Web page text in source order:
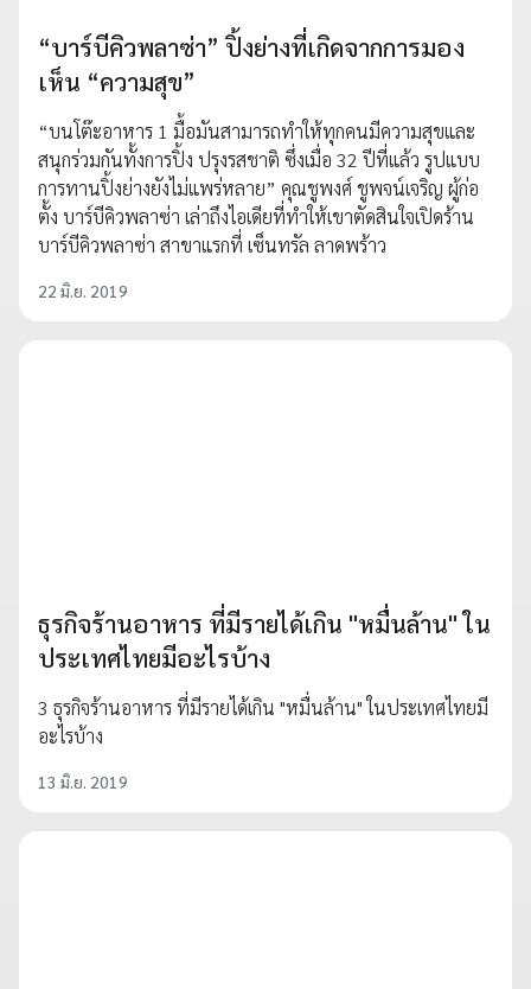
“บาร์บีคิวพลาซ่า” ปิ้งย่างที่เกิดจากการมอง
เห็น “ความสุข”
“บนโต๊ะอาหาร 1 มื้อมันสามารถทำให้ทุกคนมีความสุขและ
สนุกร่วมกันทั้งการปิ้ง ปรุงรสชาติ ซึ่งเมื่อ 32 ปีที่แล้ว รูปแบบ
การทานปิ้งย่างยังไม่แพร่หลาย” คุณชูพงศ์ ชูพจน์เจริญ ผู้ก่อ
ตั้ง บาร์บีคิวพลาซ่า เล่าถึงไอเดียที่ทำให้เขาตัดสินใจเปิดร้าน
บาร์บีคิวพลาซ่า สาขาแรกที่ เซ็นทรัล ลาดพร้าว
22 มิ.ย. 2019
ธุรกิจร้านอาหาร ที่มีรายได้เกิน "หมื่นล้าน" ใน
ประเทศไทยมีอะไรบ้าง
3 ธุรกิจร้านอาหาร ที่มีรายได้เกิน "หมื่นล้าน" ในประเทศไทยมี
อะไรบ้าง
13 มิ.ย. 2019